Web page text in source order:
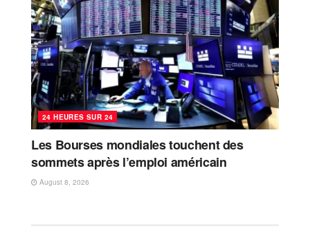
24 HEURES SUR 24
Les Bourses mondiales touchent des
sommets après l’emploi américain
August 8, 2026